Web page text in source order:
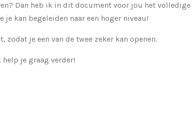
Dan heb ik in dit document voor jou het volledige
kan begeleiden naar een hoger niveau!
zodat je een van de twee zeker kan openen.
je graag verder!